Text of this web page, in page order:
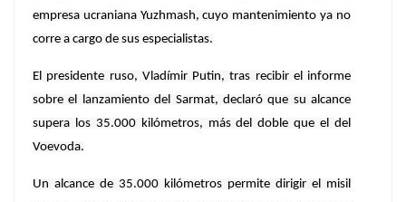
empresa ucraniana Yuzhmash, cuyo mantenimiento ya no
corre a cargo de sus especialistas.
El presidente ruso, Vladímir Putin, tras recibir el informe
sobre el lanzamiento del Sarmat, declaró que su alcance
supera los 35.000 kilómetros, más del doble que el del
Voevoda.
Un alcance de 35.000 kilómetros permite dirigir el misil